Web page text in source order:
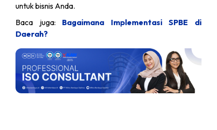
untuk bisnis Anda.
Baca juga: Bagaimana Implementasi SPBE di
Daerah?